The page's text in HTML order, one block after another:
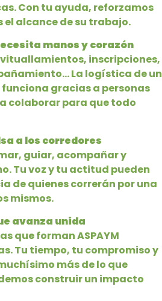
Con tu ayuda, reforzamos
el alcance de su trabajo.
manos y corazón
inscripciones,
La logística de un
gracias a personas
colaborar para que todo
a los corredores
guiar, acompañar y
Tu voz y tu actitud pueden
de quienes correrán por una
mismos.
avanza unida
que forman ASPAYM
Tu tiempo, tu compromiso y
más de lo que
construir un impacto